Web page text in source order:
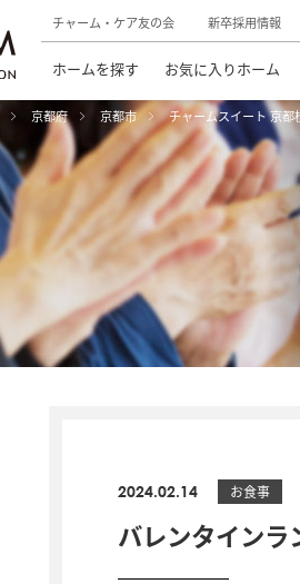
チャーム・ケア友の会 新卒採用情報
ホームを探す お気に入りホーム
京都府 京都市 チャームスイート 京都
2024.02.14 お食事
バレンタインラ